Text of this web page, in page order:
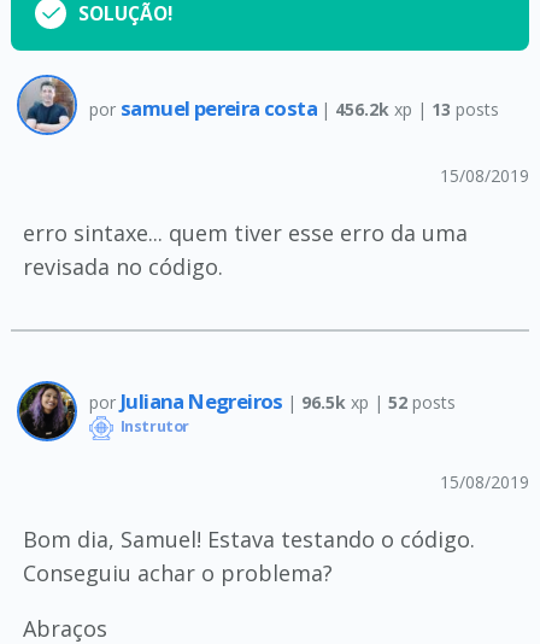
SOLUÇÃO!
por samuel pereira costa | 456.2k xp | 13 posts
15/08/2019
erro sintaxe... quem tiver esse erro da uma
revisada no código.
por Juliana Negreiros | 96.5k xp |52 posts
Instrutor
15/08/2019
Bom dia, Samuel! Estava testando o código.
Conseguiu achar o problema?
Abraços